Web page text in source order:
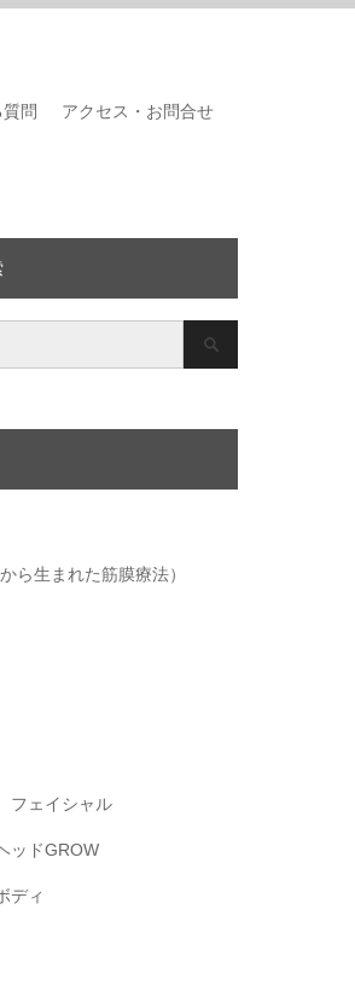
問 アクセス・お問合せ
ら生まれた筋膜療法）
フェイシャル
ッドGROW
ディ